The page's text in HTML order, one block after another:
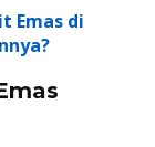
Emas di